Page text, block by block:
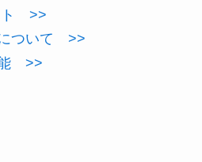
ト >>
ついて >>
能 >>